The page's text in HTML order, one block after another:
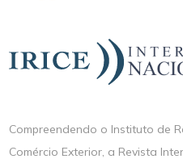
Compreendendo o Instituto de
Comércio Exterior, a Revista